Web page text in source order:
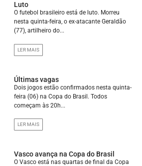
Luto
O futebol brasileiro está de luto. Morreu
nesta quinta-feira, o ex-atacante Geraldão
(77), artilheiro do...
LER MAIS
Últimas vagas
Dois jogos estão confirmados nesta quinta-
feira (06) na Copa do Brasil. Todos
começam às 20h...
LER MAIS
Vasco avança na Copa do Brasil
O Vasco está nas quartas de final da Copa